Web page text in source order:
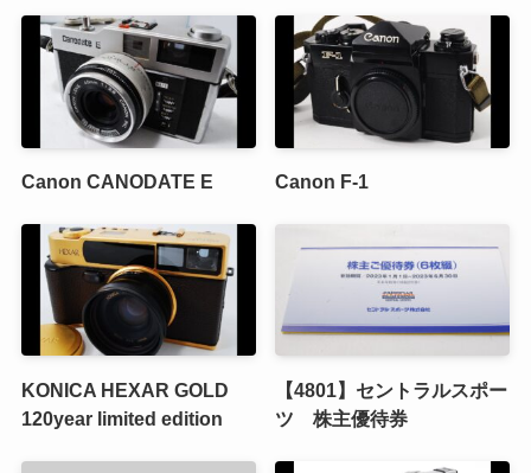
Canon CANODATE E Canon F-1
KONICA HEXAR GOLD
120year limited edition
【4801】セントラルスポー
ツ 株主優待券